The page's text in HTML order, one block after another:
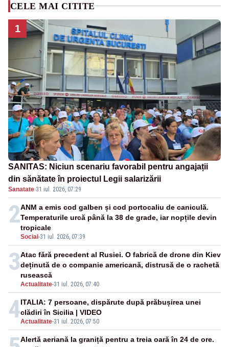
CELE MAI CITITE
1
SANITAS: Niciun scenariu favorabil pentru angajații
din sănătate în proiectul Legii salarizării
Sanatate·31 iul. 2026, 07:29
2
Social -31 iul. 2026, 07:39
ANM a emis cod galben și cod portocaliu de caniculă.
Temperaturile urcă până la 38 de grade, iar nopțile devin
tropicale
3
Actualitate-31 iul. 2026, 07:40
Atac fără precedent al Rusiei. O fabrică de drone din Kiev
deținută de o companie americană, distrusă de o rachetă
rusească
4Actualitate-31 iul. 2026, 07:50
ITALIA: 7 persoane, dispărute după prăbușirea unei
clădiri în Sicilia | VIDEO
Alertă aeriană la graniță pentru a treia oară în 24 de ore.